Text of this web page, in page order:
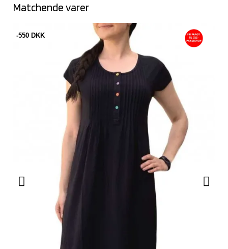
Matchende varer
-550 DKK